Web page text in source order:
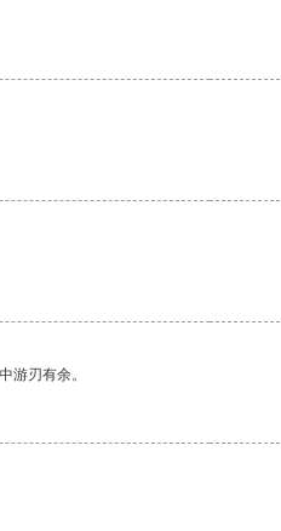
游刃有余。